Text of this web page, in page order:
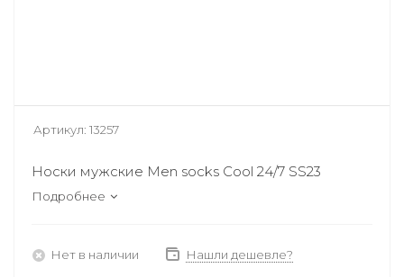
Артикул: 13257
Носки мужские Men socks Cool 24/7 SS23
Подробнее
Нет в наличии Нашли дешевле?